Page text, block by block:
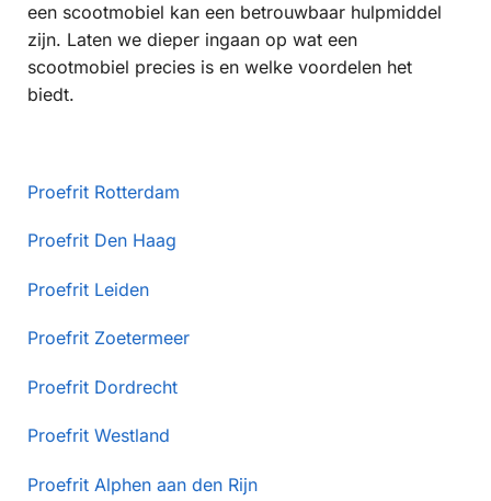
een scootmobiel kan een betrouwbaar hulpmiddel
zijn. Laten we dieper ingaan op wat een
scootmobiel precies is en welke voordelen het
biedt.
Proefrit Rotterdam
Proefrit Den Haag
Proefrit Leiden
Proefrit Zoetermeer
Proefrit Dordrecht
Proefrit Westland
Proefrit Alphen aan den Rijn